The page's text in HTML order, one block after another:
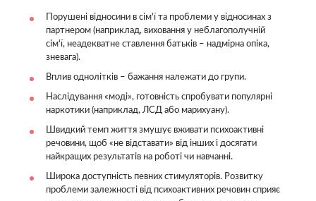
Порушені відносини в сім'ї та проблеми у відносинах з
партнером (наприклад, виховання у неблагополучній
сім'ї, неадекватне ставлення батьків – надмірна опіка,
зневага).
Вплив однолітків – бажання належати до групи.
Наслідування «моді», готовність спробувати популярні
наркотики (наприклад, ЛСД або марихуану).
Швидкий темп життя змушує вживати психоактивні
речовини, щоб «не відставати» від інших і досягати
найкращих результатів на роботі чи навчанні.
Широка доступність певних стимуляторів. Розвитку
проблеми залежності від психоактивних речовин сприяє